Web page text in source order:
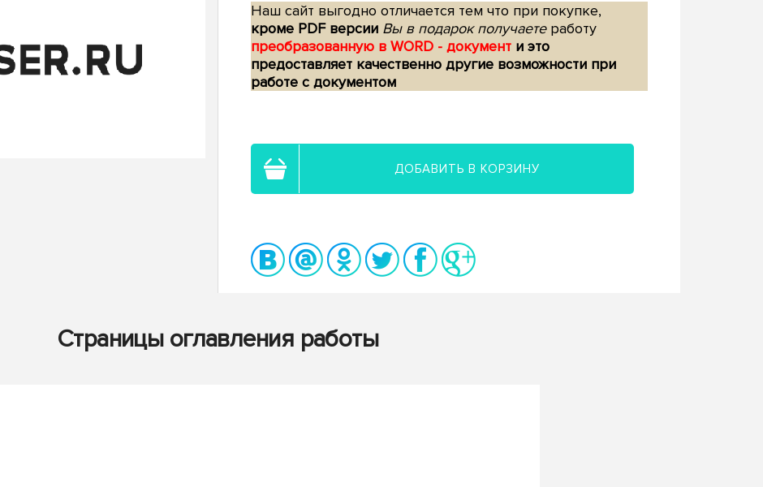
Наш сайт выгодно отличается тем что при покупке,
кроме PDF версии Вы в подарок получаетеработу
преобразованную в WORD - документ и это
предоставляет качественно другие возможности при
работе с документом
ДОБАВИТЬ В КОРЗИНУ
Страницы оглавления работы